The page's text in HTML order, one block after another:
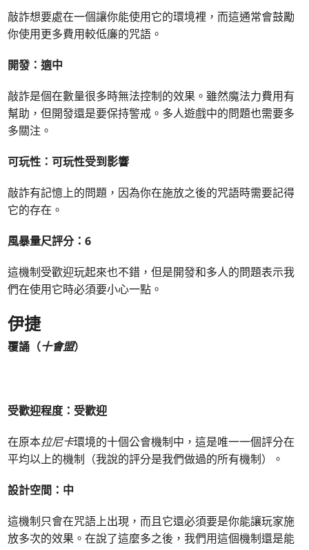
敲詐想要處在一個讓你能使用它的環境裡，而這通常會鼓勵
你使用更多費用較低廉的咒語。
開發：適中
敲詐是個在數量很多時無法控制的效果。雖然魔法力費用有
幫助，但開發還是要保持警戒。多人遊戲中的問題也需要多
多關注。
可玩性：可玩性受到影響
敲詐有記憶上的問題，因為你在施放之後的咒語時需要記得
它的存在。
風暴量尺評分：6
這機制受歡迎玩起來也不錯，但是開發和多人的問題表示我
們在使用它時必須要小心一點。
伊捷
覆誦（十會盟）
受歡迎程度：受歡迎
在原本拉尼卡環境的十個公會機制中，這是唯一一個評分在
平均以上的機制（我說的評分是我們做過的所有機制）。
設計空間：中
這機制只會在咒語上出現，而且它還必須要是你能讓玩家施
放多次的效果。在說了這麼多之後，我們用這個機制還是能